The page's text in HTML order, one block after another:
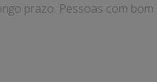
prazo. Pessoas com